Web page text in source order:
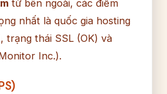
từ bên ngoài, các điểm
nhất là quốc gia hosting
trạng thái SSL (OK) và
Inc.).